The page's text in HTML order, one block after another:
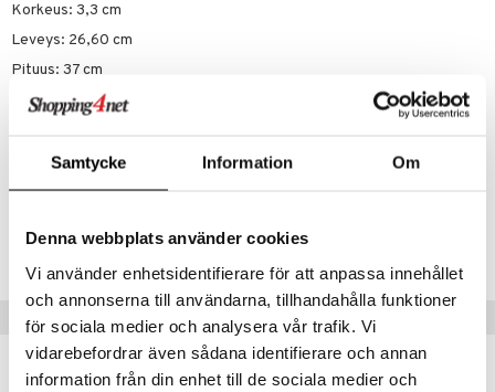
Samtycke Information Om
Denna webbplats använder cookies
Vi använder enhetsidentifierare för att anpassa innehållet
och annonserna till användarna, tillhandahålla funktioner
för sociala medier och analysera vår trafik. Vi
vidarebefordrar även sådana identifierare och annan
information från din enhet till de sociala medier och
Korkeus: 3,3 cm
Leveys: 26,60 cm
Pituus: 37 cm
Hoito-ohjeet: Astianpesukoneen kestävä
Muut: PTFE Vapaa, PFOA Vapaa & BPA Vapaa
IUC05-37-XX
Suositut tuotteet